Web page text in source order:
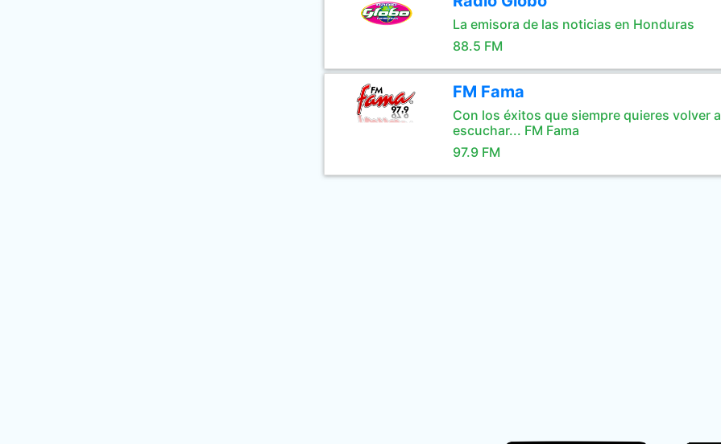
La emisora de las noticias en Honduras
88.5 FM
FM Fama
Con los éxitos que siempre quieres volver a
escuchar... FM Fama
97.9 FM